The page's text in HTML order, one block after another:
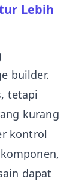
Lebih
builder.
tetapi
kurang
kontrol
dapat